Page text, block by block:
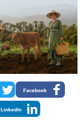
Facebook
LinkedIn